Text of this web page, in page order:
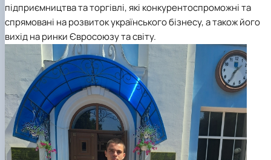
підприємництва та торгівлі, які конкурентоспроможні та
спрямовані на розвиток українського бізнесу, а також його
вихід на ринки Євросоюзу та світу.